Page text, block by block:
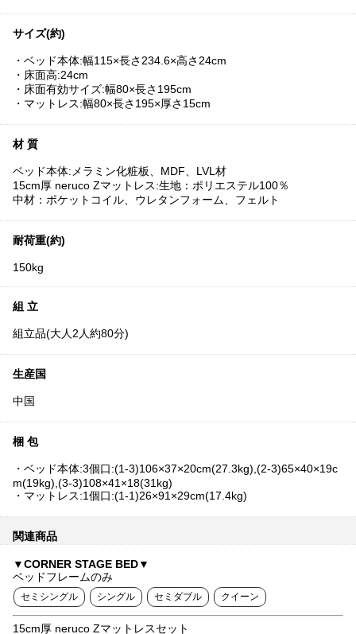
サイズ(約)
・ベッド本体:幅115×長さ234.6×高さ24cm
・床面高:24cm
・床面有効サイズ:幅80×長さ195cm
・マットレス:幅80×長さ195×厚さ15cm
材 質
ベッド本体:メラミン化粧板、MDF、LVL材
15cm厚 neruco Zマットレス:生地：ポリエステル100％
中材：ポケットコイル、ウレタンフォーム、フェルト
耐荷重(約)
150kg
組 立
組立品(大人2人約80分)
生産国
中国
梱 包
・ベッド本体:3個口:(1-3)106×37×20cm(27.3kg),(2-3)65×40×19c
m(19kg),(3-3)108×41×18(31kg)
・マットレス:1個口:(1-1)26×91×29cm(17.4kg)
関連商品
▼CORNER STAGE BED▼
ベッドフレームのみ
セミシングル シングル セミダブル クイーン
15cm厚 neruco Zマットレスセット